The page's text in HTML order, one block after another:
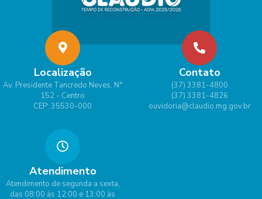
Localização
Av. Presidente Tancredo Neves, N°
152 - Centro
CEP: 35530-000
Contato
(37) 3381-4800
(37) 3381-4826
ouvidoria@claudio.mg.gov.br
Atendimento
Atendimento de segunda a sexta,
das 08:00 às 12:00 e 13:00 às